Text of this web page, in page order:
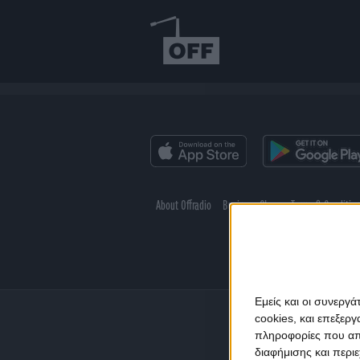
Εμείς και οι
cookies, και
πληροφορίες που
διαφήμισης και
About Offradio Business Class Terms &